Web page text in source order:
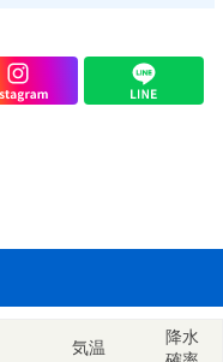
気温
降水